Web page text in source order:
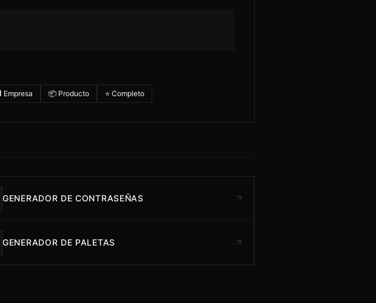
Empresa 📦 Producto ⭐ Completo
GENERADOR DE CONTRASEÑAS
GENERADOR DE PALETAS